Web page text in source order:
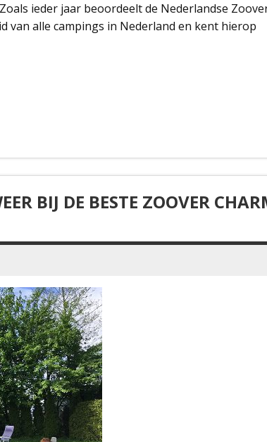
ieder jaar beoordeelt de Nederlandse
van alle campings in Nederland en kent hierop
BIJ DE BESTE ZOOVER